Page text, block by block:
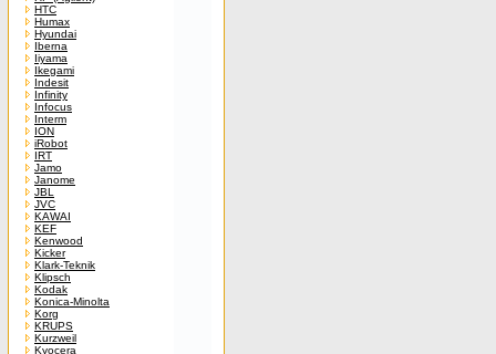
HTC
Humax
Hyundai
Iberna
Iiyama
Ikegami
Indesit
Infinity
Infocus
Interm
ION
iRobot
IRT
Jamo
Janome
JBL
JVC
KAWAI
KEF
Kenwood
Kicker
Klark-Teknik
Klipsch
Kodak
Konica-Minolta
Korg
KRUPS
Kurzweil
Kyocera